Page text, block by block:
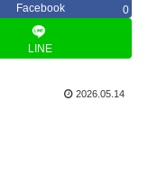
Facebook 0
LINE
2026.05.14